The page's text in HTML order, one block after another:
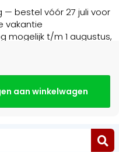
— bestel vóór 27 juli voor
vakantie
mogelijk t/m 1 augustus,
aan winkelwagen